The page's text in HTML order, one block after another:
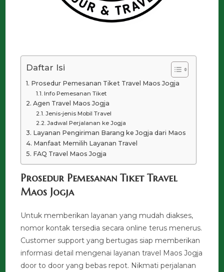
Daftar Isi
Prosedur Pemesanan Tiket Travel Maos Jogja
Info Pemesanan Tiket
Agen Travel Maos Jogja
Jenis-jenis Mobil Travel
Jadwal Perjalanan ke Jogja
Layanan Pengiriman Barang ke Jogja dari Maos
Manfaat Memilih Layanan Travel
FAQ Travel Maos Jogja
Prosedur Pemesanan Tiket Travel
Maos Jogja
Untuk memberikan layanan yang mudah diakses,
nomor kontak tersedia secara online terus menerus.
Customer support yang bertugas siap memberikan
informasi detail mengenai layanan travel Maos Jogja
door to door yang bebas repot. Nikmati perjalanan